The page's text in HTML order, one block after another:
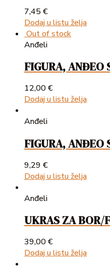
7,45€
Dodaj u listu želja
Out of stock
Anđeli
FIGURA, ANĐEO
12,00€
Dodaj u listu želja
Anđeli
FIGURA, ANĐEO
9,29 €
Dodaj u listu želja
Anđeli
UKRAS ZA BOR/
39,00€
Dodaj u listu želja